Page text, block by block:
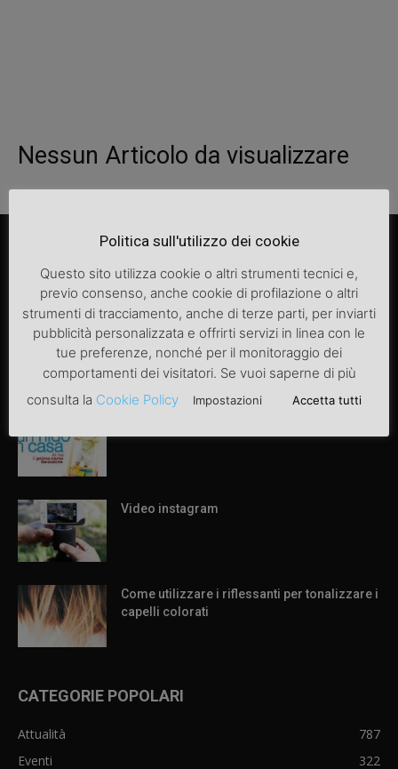
Nessun Articolo da visualizzare
ARTICOLI POPOLARI
Video instagram
Come utilizzare i riflessanti per tonalizzare i
capelli colorati
CATEGORIE POPOLARI
Attualità
787
Eventi
322
Politica sull'utilizzo dei cookie
Questo sito utilizza cookie o altri strumenti tecnici e,
previo consenso, anche cookie di profilazione o altri
strumenti di tracciamento, anche di terze parti, per inviarti
pubblicità personalizzata e offrirti servizi in linea con le
tue preferenze, nonché per il monitoraggio dei
comportamenti dei visitatori. Se vuoi saperne di più
consulta la Cookie Policy Impostazioni Accetta tutti